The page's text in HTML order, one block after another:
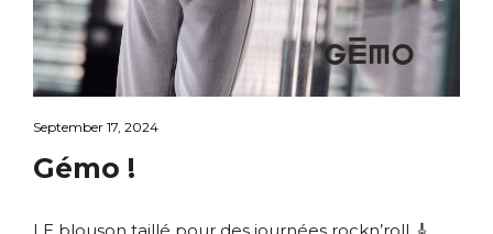
September 17, 2024
Gémo !